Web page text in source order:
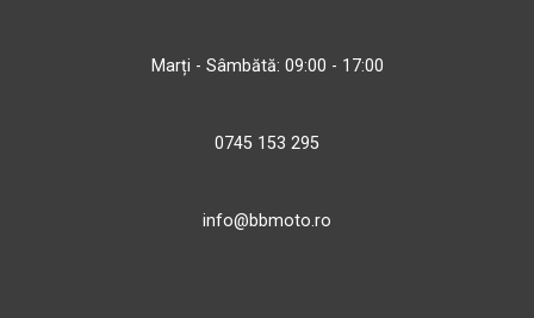
Marți - Sâmbătă: 09:00 - 17:00
0745 153 295
info@bbmoto.ro